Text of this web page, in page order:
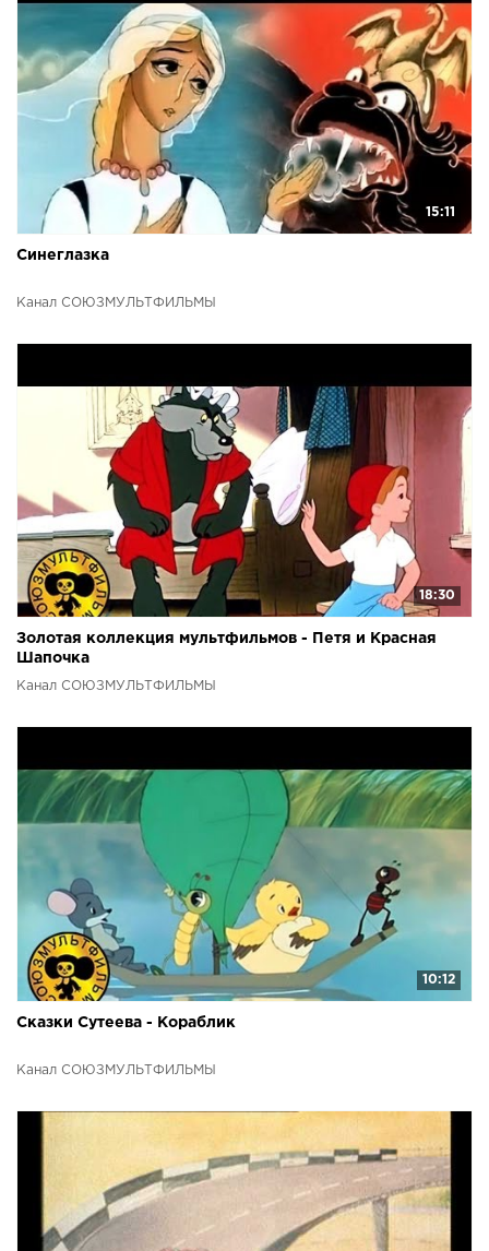
15:11
Синеглазка
Канал СОЮЗМУЛЬТФИЛЬМЫ
18:30
Золотая коллекция мультфильмов - Петя и Красная
Шапочка
Канал СОЮЗМУЛЬТФИЛЬМЫ
10:12
Сказки Сутеева - Кораблик
Канал СОЮЗМУЛЬТФИЛЬМЫ